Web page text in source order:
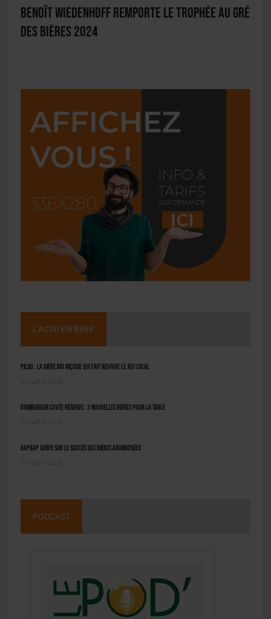
Benoît Wiedenhoff remporte le Trophée Au Gré
des Bières 2024
L'ACTU EN BREF
Pilou : la bière bio niçoise qui fait revivre le jeu local
Grimbergen Cuvée Réserve : 3 nouvelles bières pour la table
BAPBAP surfe sur le succès des bières aromatisées
PODCAST